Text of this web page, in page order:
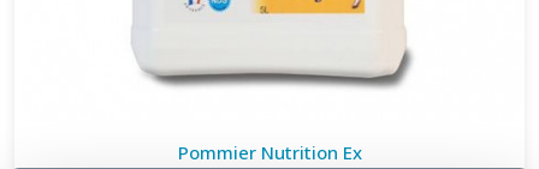
Pommier Nutrition Ex